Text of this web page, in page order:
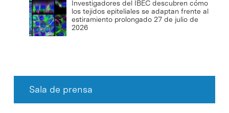
Investigadores del IBEC descubren cómo
los tejidos epiteliales se adaptan frente al
estiramiento prolongado 27 de julio de
2026
Sala de prensa